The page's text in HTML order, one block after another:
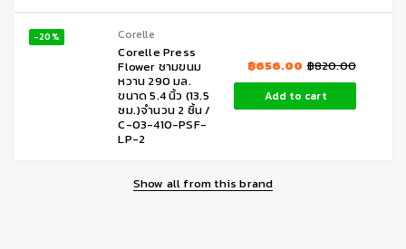
-20% Corelle
Corelle Press
Flower ชามขนม
หวาน 290 มล.
ขนาด 5.4 นิ้ว (13.5
ซม.)จำนวน 2 ชิ้น /
C-03-410-PSF-
LP-2
฿820.00
฿656.00
Add to cart
Show all from this brand